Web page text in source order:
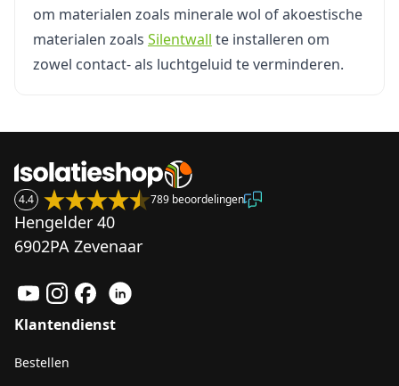
om materialen zoals minerale wol of akoestische
materialen zoals Silentwall te installeren om
zowel contact- als luchtgeluid te verminderen.
4.4 789 beoordelingen
Hengelder 40
6902PA Zevenaar
Klantendienst
Bestellen